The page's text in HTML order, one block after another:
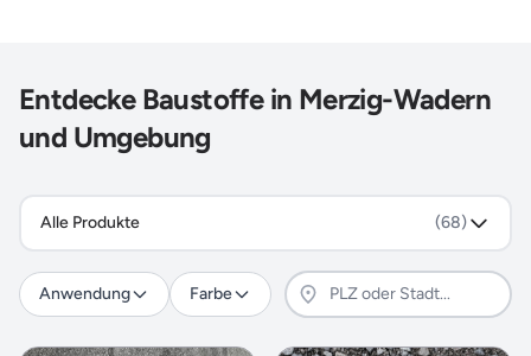
Entdecke Baustoffe in Merzig-Wadern
und Umgebung
Alle Produkte (68)
Anwendung Farbe